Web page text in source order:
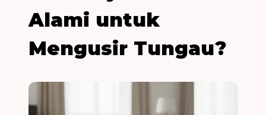
Alami untuk
Mengusir Tungau?